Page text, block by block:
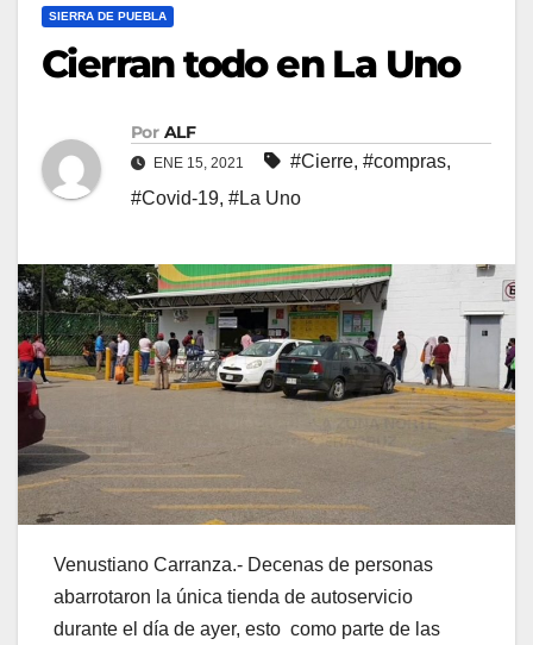
SIERRA DE PUEBLA
Cierran todo en La Uno
Por ALF
ENE 15, 2021 #Cierre, #compras,
#Covid-19, #La Uno
Venustiano Carranza.- Decenas de personas
abarrotaron la única tienda de autoservicio
durante el día de ayer, esto como parte de las